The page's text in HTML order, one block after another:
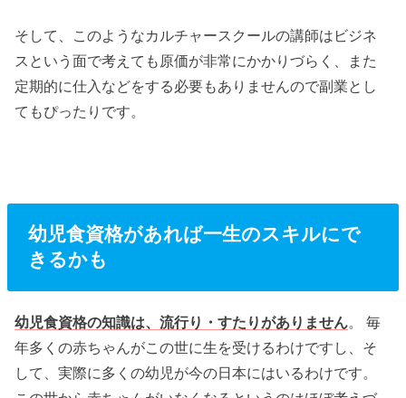
そして、このようなカルチャースクールの講師はビジネ
スという面で考えても原価が非常にかかりづらく、また
定期的に仕入などをする必要もありませんので副業とし
てもぴったりです。
幼児食資格があれば一生のスキルにで
きるかも
幼児食資格の知識は、流行り・すたりがありません。 毎
年多くの赤ちゃんがこの世に生を受けるわけですし、そ
して、実際に多くの幼児が今の日本にはいるわけです。